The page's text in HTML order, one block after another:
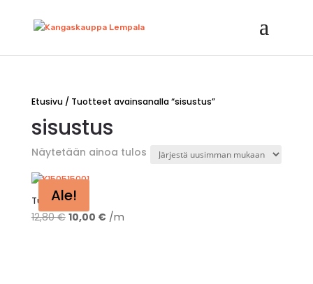
Etusivu/ Tuotteet avainsanalla “sisustus”
sisustus
Näytetään ainoa tulos
Ale!
Tuolit
12,80€ Alkuperäinen
10,00 €Nykyinen
/m